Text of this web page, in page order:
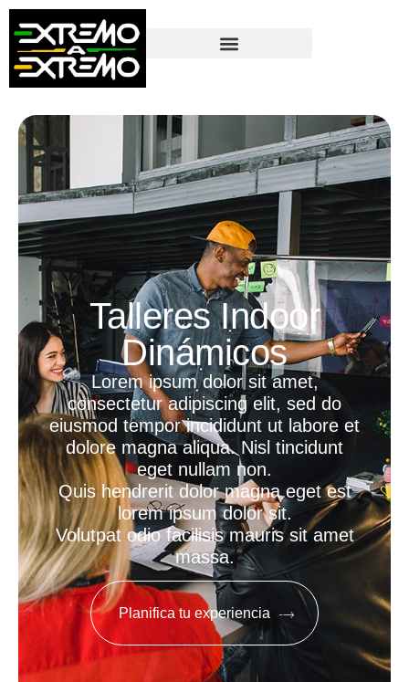
contenido
Talleres Indoor
Dinámicos
Lorem ipsum dolor sit amet,
consectetur adipiscing elit, sed do
eiusmod tempor incididunt ut labore et
dolore magna aliqua. Nisl tincidunt
eget nullam non.
Quis hendrerit dolor magna eget est
lorem ipsum dolor sit.
Volutpat odio facilisis mauris sit amet
massa.
Planifica tu experiencia